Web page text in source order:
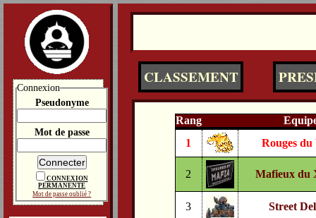
CLASSEMENT
Rang
1 Rouges
2 Mafieux du
3 Street
Connexion
Pseudonyme
Mot de passe
CONNEXION
PERMANENTE
Mot de passe oublié ?